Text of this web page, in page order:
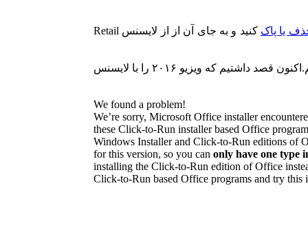
یا پاک کنید و به جای آن از از لایسنس Retail
به عنوان مثال همان طور که در تصویر زیر می بینید، ما آفیس ۲۰۱۶ و پراجکت ۲۰۱۶ را با لایسنس Retail بر روی سیستم خود نصب کرده ایم.اکنون قصد داشتیم که ویزیو ۲۰۱۶ را با لایسنس
We found a problem!
We’re sorry, Microsoft Office installer
these Click-to-Run installer based Office
Windows Installer and Click-to-Run editions of
for this version, so you can only have one type
installing the Click-to-Run edition of Office
Click-to-Run based Office programs and try this